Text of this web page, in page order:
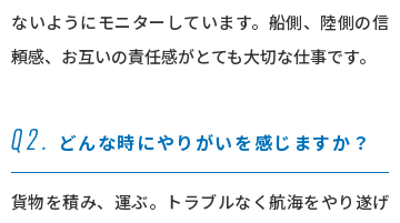
ないようにモニターしています。船側、陸側の信
頼感、お互いの責任感がとても大切な仕事です。
Q2. どんな時にやりがいを感じますか？
貨物を積み、運ぶ。トラブルなく航海をやり遂げ